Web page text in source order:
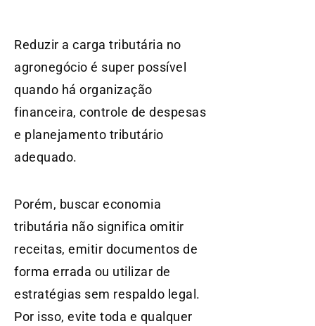
Reduzir a carga tributária no
agronegócio é super possível
quando há organização
financeira, controle de despesas
e planejamento tributário
adequado.
Porém, buscar economia
tributária não significa omitir
receitas, emitir documentos de
forma errada ou utilizar de
estratégias sem respaldo legal.
Por isso, evite toda e qualquer